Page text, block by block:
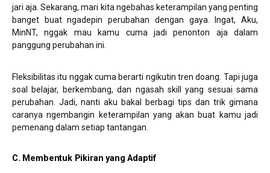
jari aja. Sekarang, mari kita ngebahas keterampilan yang penting
banget buat ngadepin perubahan dengan gaya. Ingat, Aku,
MinNT, nggak mau kamu cuma jadi penonton aja dalam
panggung perubahan ini.
Fleksibilitas itu nggak cuma berarti ngikutin tren doang. Tapi juga
soal belajar, berkembang, dan ngasah skill yang sesuai sama
perubahan. Jadi, nanti aku bakal berbagi tips dan trik gimana
caranya ngembangin keterampilan yang akan buat kamu jadi
pemenang dalam setiap tantangan.
C. Membentuk Pikiran yang Adaptif